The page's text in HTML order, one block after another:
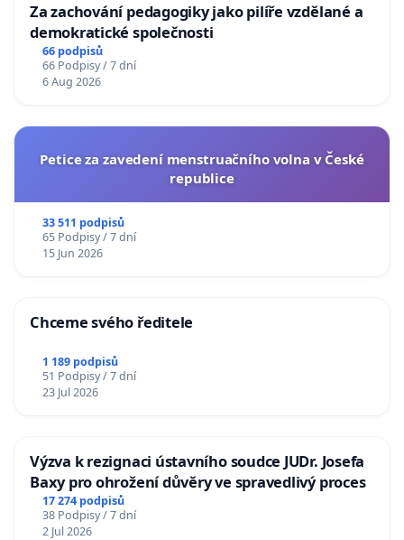
Za zachování pedagogiky jako pilíře vzdělané a
demokratické společnosti
66 podpisů
66 Podpisy / 7 dní
6 Aug 2026
Petice za zavedení menstruačního volna v České
republice
33 511 podpisů
65 Podpisy / 7 dní
15 Jun 2026
Chceme svého ředitele
1 189 podpisů
51 Podpisy / 7 dní
23 Jul 2026
Výzva k rezignaci ústavního soudce JUDr. Josefa
Baxy pro ohrožení důvěry ve spravedlivý proces
17 274 podpisů
38 Podpisy / 7 dní
2 Jul 2026